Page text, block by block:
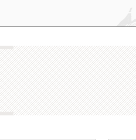
다시쓰기